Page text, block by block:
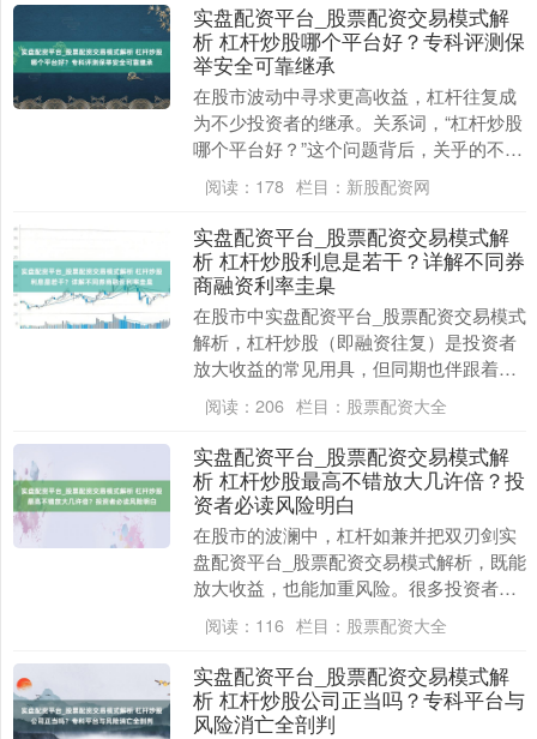
实盘配资平台_股票配资交易模式解
析 杠杆炒股哪个平台好？专科评测保
举安全可靠继承
在股市波动中寻求更高收益，杠杆往复成
为不少投资者的继承。关系词，“杠杆炒股
哪个平台好？”这个问题背后，关乎的不仅
是收益后劲，更是资金安全与往复体验的
全面考量。继....
阅读： 178 栏目： 新股配资网
实盘配资平台_股票配资交易模式解
析 杠杆炒股利息是若干？详解不同券
商融资利率圭臬
在股市中实盘配资平台_股票配资交易模式
解析，杠杆炒股（即融资往复）是投资者
放大收益的常见用具，但同期也伴跟着资
本和风险。其中，融资利息是使用杠杆时
不行漠视的关键....
阅读： 206 栏目： 股票配资大全
实盘配资平台_股票配资交易模式解
析 杠杆炒股最高不错放大几许倍？投
资者必读风险明白
在股市的波澜中，杠杆如兼并把双刃剑实
盘配资平台_股票配资交易模式解析，既能
放大收益，也能加重风险。很多投资者对
杠杆炒股的最高倍数充满趣味，却往往忽
视了其背后潜伏....
阅读： 116 栏目： 股票配资大全
实盘配资平台_股票配资交易模式解
析 杠杆炒股公司正当吗？专科平台与
风险消亡全剖判